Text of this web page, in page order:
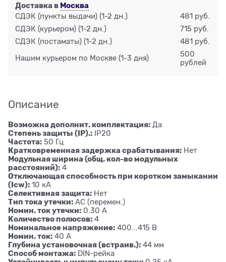
Доставка в Москва
СДЭК (пункты выдачи) (1-2 дн.)
481 руб.
СДЭК (курьером) (1-2 дн.)
715 руб.
СДЭК (постаматы) (1-2 дн.) 481 руб.
Нашим курьером по Москве (1-3 дня)
500
рублей
Описание
Возможна дополнит. комплектация: Да
Степень защиты (IP).: IP20
Частота: 50 Гц
Кратковременная задержка срабатывания: Нет
Модульная ширина (общ. кол-во модульных
расстояний): 4
Отключающая способность при коротком замыкании
(Icw): 10 кА
Селективная защита: Нет
Тип тока утечки: AC (перемен.)
Номин. ток утечки: 0.30 А
Количество полюсов: 4
Номинальное напряжение: 400...415 В
Номин. ток: 40 А
Глубина установочная (встраив.): 44 мм
Способ монтажа: DIN-рейка